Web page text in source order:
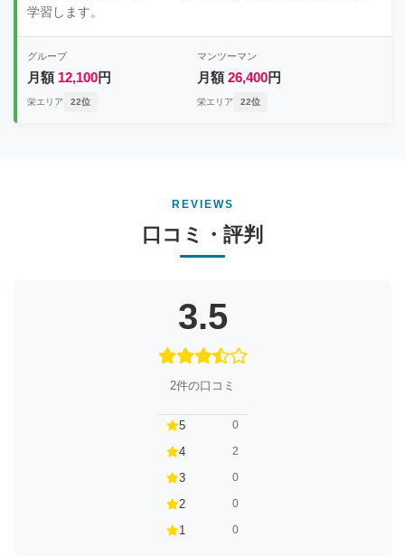
学習します。
グループ
月額 12,100円
栄エリア 22位
マンツーマン
月額26,400円
栄エリア 22位
REVIEWS
口コミ・評判
3.5
2件の口コミ
5 0
4 2
3 0
2 0
1 0